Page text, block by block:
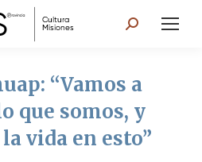
Search:
“Vamos a
que somos, y
vida en esto”